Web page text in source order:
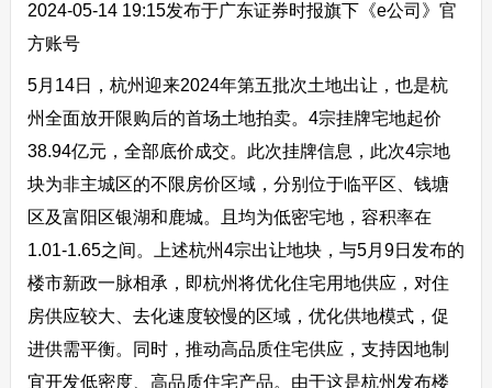
2024-05-14 19:15发布于广东证券时报旗下《e公司》官
方账号
5月14日，杭州迎来2024年第五批次土地出让，也是杭
州全面放开限购后的首场土地拍卖。4宗挂牌宅地起价
38.94亿元，全部底价成交。此次挂牌信息，此次4宗地
块为非主城区的不限房价区域，分别位于临平区、钱塘
区及富阳区银湖和鹿城。且均为低密宅地，容积率在
1.01-1.65之间。上述杭州4宗出让地块，与5月9日发布的
楼市新政一脉相承，即杭州将优化住宅用地供应，对住
房供应较大、去化速度较慢的区域，优化供地模式，促
进供需平衡。同时，推动高品质住宅供应，支持因地制
宜开发低密度、高品质住宅产品。由于这是杭州发布楼